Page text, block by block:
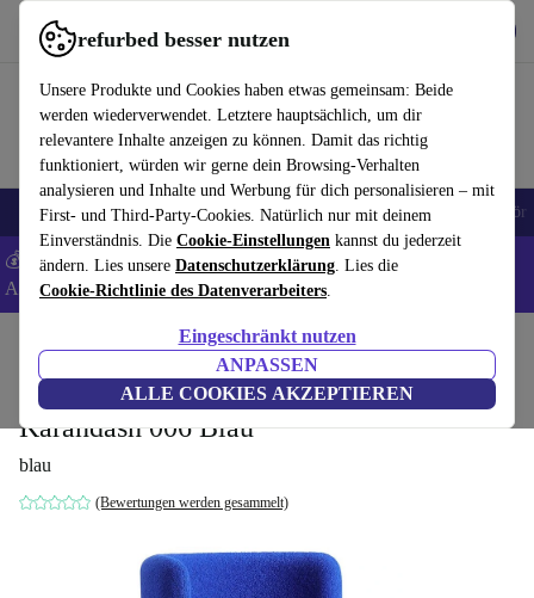
refurbed besser nutzen
Unsere Produkte und Cookies haben etwas gemeinsam: Beide
werden wiederverwendet. Letztere hauptsächlich, um dir
relevantere Inhalte anzeigen zu können. Damit das richtig
funktioniert, würden wir gerne dein Browsing-Verhalten
analysieren und Inhalte und Werbung für dich personalisieren – mit
First- und Third-Party-Cookies. Natürlich nur mit deinem
Einverständnis. Die Cookie-Einstellungen kannst du jederzeit
ändern. Lies unsere Datenschutzerklärung. Lies die
Cookie-Richtlinie des Datenverarbeiters.
Eingeschränkt nutzen
ANPASSEN
ALLE COOKIES AKZEPTIEREN
refurbed schnell und einfach nutzen
🎒 Back to school Handys Laptops Tablets Smartwatches Zubehör
💰 Extra -8% auf Samsung- und Google-Smartphones - Code:
ANDROID8 -AGB
Haushalt Möbel
Verner Panton Easy Chair Dedar
Karandash 006 Blau
blau
(Bewertungen werden gesammelt)